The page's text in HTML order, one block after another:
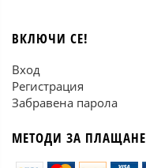
ВКЛЮЧИ СЕ!
Вход
Регистрация
Забравена парола
МЕТОДИ ЗА ПЛАЩАНЕ